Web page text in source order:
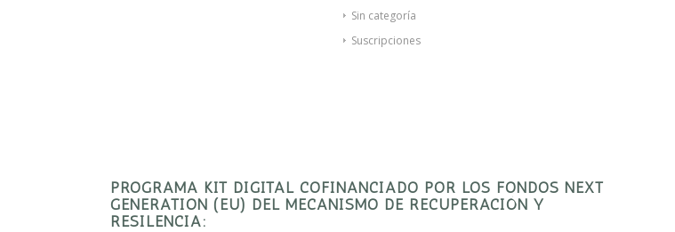
Sin categoría
Suscripciones
PROGRAMA KIT DIGITAL COFINANCIADO POR LOS FONDOS NEXT
GENERATION (EU) DEL MECANISMO DE RECUPERACIÓN Y
RESILENCIA: